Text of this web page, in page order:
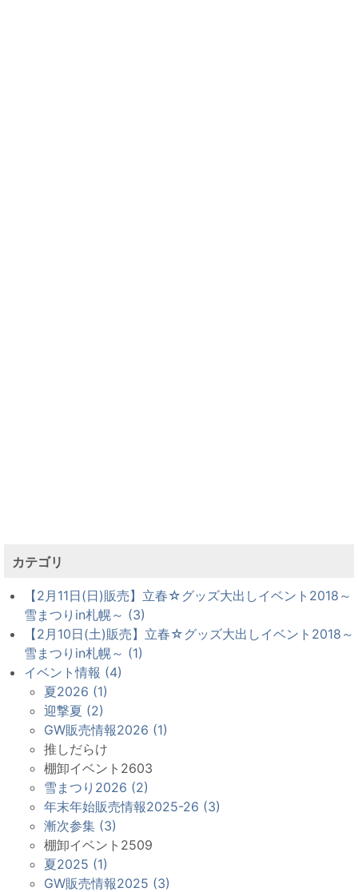
カテゴリ
【2月11日(日)販売】立春☆グッズ大出しイベント2018～
雪まつりin札幌～ (3)
【2月10日(土)販売】立春☆グッズ大出しイベント2018～
雪まつりin札幌～ (1)
イベント情報 (4)
夏2026 (1)
迎撃夏 (2)
GW販売情報2026 (1)
推しだらけ
棚卸イベント2603
雪まつり2026 (2)
年末年始販売情報2025-26 (3)
漸次参集 (3)
棚卸イベント2509
夏2025 (1)
GW販売情報2025 (3)